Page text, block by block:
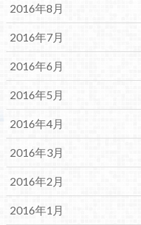
2016年8月
2016年7月
2016年6月
2016年5月
2016年4月
2016年3月
2016年2月
2016年1月